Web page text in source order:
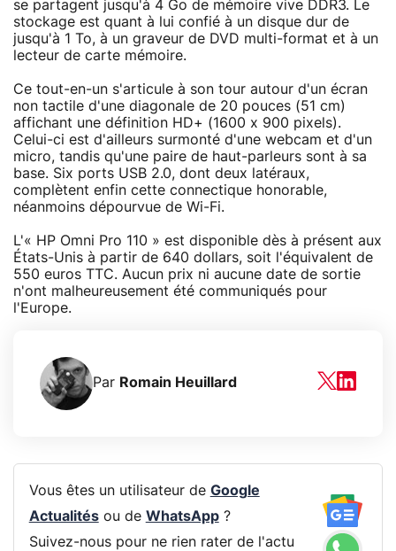
se partagent jusqu'à 4 Go de mémoire vive DDR3. Le
stockage est quant à lui confié à un disque dur de
jusqu'à 1 To, à un graveur de DVD multi-format et à un
lecteur de carte mémoire.
Ce tout-en-un s'articule à son tour autour d'un écran
non tactile d'une diagonale de 20 pouces (51 cm)
affichant une définition HD+ (1600 x 900 pixels).
Celui-ci est d'ailleurs surmonté d'une webcam et d'un
micro, tandis qu'une paire de haut-parleurs sont à sa
base. Six ports USB 2.0, dont deux latéraux,
complètent enfin cette connectique honorable,
néanmoins dépourvue de Wi-Fi.
L'« HP Omni Pro 110 » est disponible dès à présent aux
États-Unis à partir de 640 dollars, soit l'équivalent de
550 euros TTC. Aucun prix ni aucune date de sortie
n'ont malheureusement été communiqués pour
l'Europe.
Par Romain Heuillard
Vous êtes un utilisateur de Google
Actualitésou de WhatsApp?
Suivez-nous pour ne rien rater de l'actu